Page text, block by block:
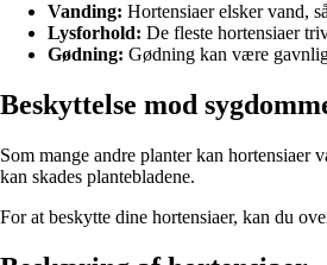
Vanding: Hortensiaer elsker vand,
Lysforhold: De fleste hortensiaer
Gødning: Gødning kan være
Beskyttelse mod
Som mange andre planter kan
kan skades plantebladene.
For at beskytte dine hortensiaer, kan du